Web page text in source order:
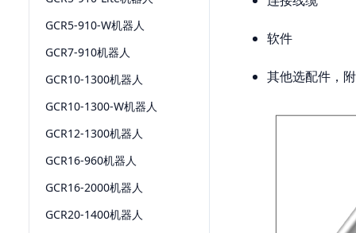
GCR5-910-W机器人
GCR7-910机器人
GCR10-1300机器人
GCR10-1300-W机器人
GCR12-1300机器人
GCR16-960机器人
GCR16-2000机器人
GCR20-1400机器人
软件
其他选配件，